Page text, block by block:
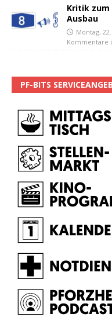
Kritik
Ausbau
Montag,
Kommentare
PF-BITS